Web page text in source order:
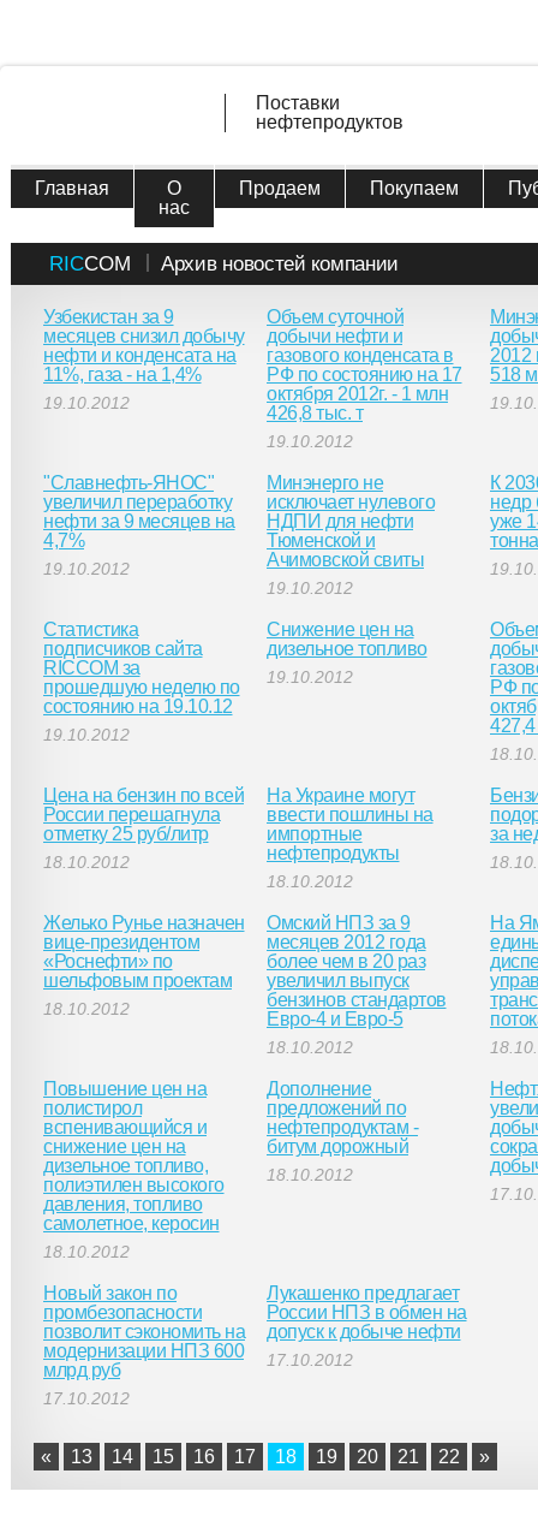
Поставки
нефтепродуктов
Главная
О
нас
Продаем Покупаем
RICCOM Архив новостей компании
Узбекистан за 9
месяцев снизил добычу
нефти и конденсата на
11%, газа - на 1,4%
19.10.2012
Объем суточной
добычи нефти и
газового конденсата в
РФ по состоянию на 17
октября 2012г. - 1 млн
426,8 тыс. т
19.10.2012
2012
518
"Славнефть-ЯНОС"
увеличил переработку
нефти за 9 месяцев на
4,7%
19.10.2012
Минэнерго не
исключает нулевого
НДПИ для нефти
Тюменской и
Ачимовской свиты
19.10.2012
К
недр
уже
Статистика
подписчиков сайта
RICCOM за
прошедшую неделю по
состоянию на 19.10.12
19.10.2012
Снижение цен на
дизельное топливо
19.10.2012
РФ
427,4
Цена на бензин по всей
России перешагнула
отметку 25 руб/литр
18.10.2012
На Украине могут
ввести пошлины на
импортные
нефтепродукты
18.10.2012
за
Желько Рунье назначен
вице-президентом
«Роснефти» по
шельфовым проектам
18.10.2012
Омский НПЗ за 9
месяцев 2012 года
более чем в 20 раз
увеличил выпуск
бензинов стандартов
Евро-4 и Евро-5
18.10.2012
На
Повышение цен на
полистирол
вспенивающийся и
снижение цен на
дизельное топливо,
полиэтилен высокого
давления, топливо
самолетное, керосин
18.10.2012
Дополнение
предложений по
нефтепродуктам -
битум дорожный
18.10.2012
Новый закон по
промбезопасности
позволит сэкономить на
модернизации НПЗ 600
млрд руб
17.10.2012
Лукашенко предлагает
России НПЗ в обмен на
допуск к добыче нефти
17.10.2012
« 13 14 15 16 17 18 19 20 21 22 »